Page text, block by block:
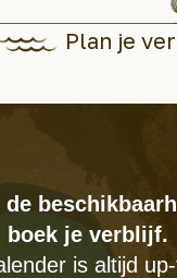
Plan je
boek je verblijf.
is altijd